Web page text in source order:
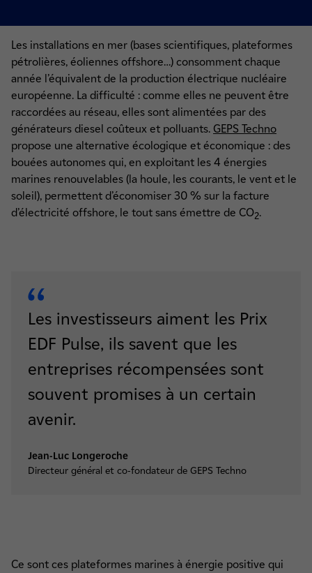
Les installations en mer (bases scientifiques, plateformes
pétrolières, éoliennes offshore…) consomment chaque
année l’équivalent de la production électrique nucléaire
européenne. La difficulté : comme elles ne peuvent être
raccordées au réseau, elles sont alimentées par des
générateurs diesel coûteux et polluants. GEPS Techno
propose une alternative écologique et économique : des
bouées autonomes qui, en exploitant les 4 énergies
marines renouvelables (la houle, les courants, le vent et le
soleil), permettent d’économiser 30 % sur la facture
d’électricité offshore, le tout sans émettre de CO2.
Les investisseurs aiment les Prix
EDF Pulse, ils savent que les
entreprises récompensées sont
souvent promises à un certain
avenir.
Jean-Luc Longeroche
Directeur général et co-fondateur de GEPS Techno
Ce sont ces plateformes marines à énergie positive qui